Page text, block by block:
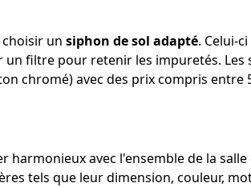
un siphon de sol adapté. Celui-
filtre pour retenir les impuretés. Les
chromé) avec des prix compris entre
harmonieux avec l'ensemble de la
tels que leur dimension, couleur,